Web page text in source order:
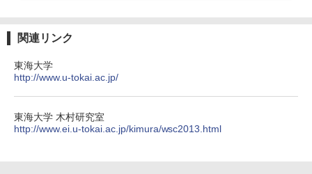
関連リンク
東海大学
http://www.u-tokai.ac.jp/
東海大学 木村研究室
http://www.ei.u-tokai.ac.jp/kimura/wsc2013.html